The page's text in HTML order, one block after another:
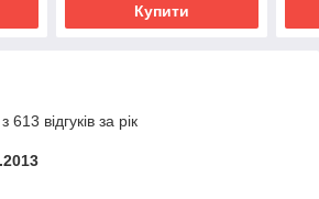
Купити
відгуків за рік